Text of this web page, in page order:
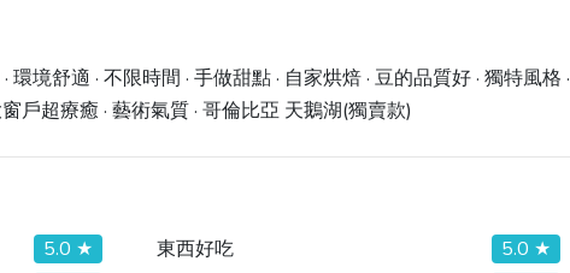
環境舒適 · 不限時間 · 手做甜點 · 自家烘焙 · 豆的品質好 · 獨特風格 ·
戶超療癒 · 藝術氣質 · 哥倫比亞 天鵝湖(獨賣款)
5.0 ★
東西好吃
5.0 ★